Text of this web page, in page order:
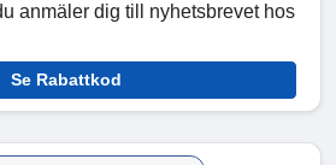
anmäler dig till nyhetsbrevet hos
Se Rabattkod